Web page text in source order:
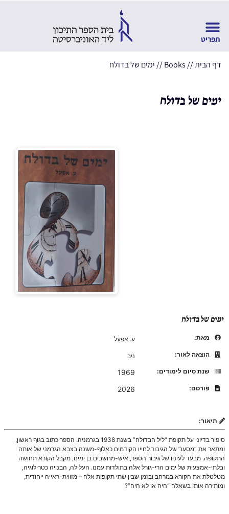
דף הבית//
Books
// ימים של בדולח
ימים של בדולח
ימים של בדולח
מאת:
ע. אפעל
הוצאה לאור:
ניב
שנת סיום לימודים:
1969
פורסם: 2026
תיאור:
סיפור בדיוני על תקופת “ליל הבדולח” בשנת 1938 בגרמניה. הספר כתוב בגוף ראשון,
ומתאר את “מסעו” של הגיבור לחייו הקודמים כאלוף-משנה בצבא הגרמני של אותה
התקופה. מבעד לעיניו של גיבור הספר, איש-מחשבים בן ימינו, מקבל הקורא תחושה
ובלתי-אמצעית של ימים הרי-גורל אלה בתולדות עמנו. העלילה, הבנויה כטרילוגיה,
מטלטלת את הקורא במרחב ובזמן שבין שתי תקופות אלה – מזווית-ראייה ייחודית,
ומותירה אותו בשאלה “היה או לא היה”?